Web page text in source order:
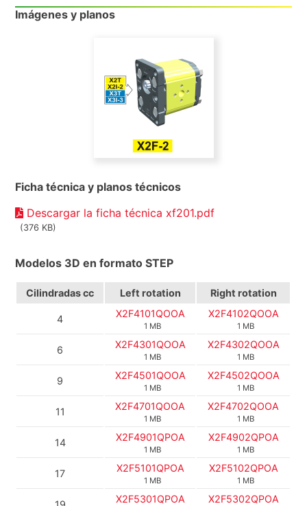
Imágenes y planos
Ficha técnica y planos técnicos
Descargar la ficha técnica xf201.pdf
(376 KB)
Modelos 3D en formato STEP
Cilindradas cc Left rotation Right rotation
4 X2F4101QOOA
1 MB
X2F4102QOOA
1 MB
6 X2F4301QOOA
1 MB
X2F4302QOOA
1 MB
9 X2F4501QOOA
1 MB
X2F4502QOOA
1 MB
11 X2F4701QOOA
1 MB
X2F4702QOOA
1 MB
14 X2F4901QPOA
1 MB
X2F4902QPOA
1 MB
17 X2F5101QPOA
1 MB
X2F5102QPOA
1 MB
X2F5301QPOA X2F5302QPOA